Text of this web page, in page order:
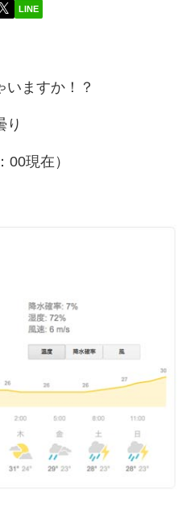
LINE
いますか！？
り
現在）